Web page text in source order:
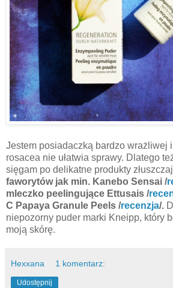
Jestem posiadaczką bardzo wrażliwej
rosacea nie ułatwia sprawy. Dlatego
sięgam po delikatne produkty
faworytów jak min. Kanebo Sensai /
mleczko peelingujące Ettusais /
C Papaya Granule Peels /recenzja/.
niepozorny puder marki Kneipp, który
moją skórę.
Hexxana 1 komentarz:
Udostępnij